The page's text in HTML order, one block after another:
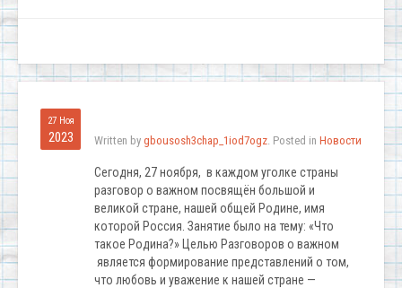
27 Ноя
2023 Written by gbousosh3chap_1iod7ogz. Posted in Новости
Сегодня, 27 ноября, в каждом уголке страны
разговор о важном посвящён большой и
великой стране, нашей общей Родине, имя
которой Россия. Занятие было на тему: «Что
такое Родина?» Целью Разговоров о важном
является формирование представлений о том,
что любовь и уважение к нашей стране —